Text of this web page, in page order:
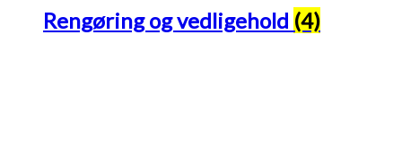
Rengøring og vedligehold (4)